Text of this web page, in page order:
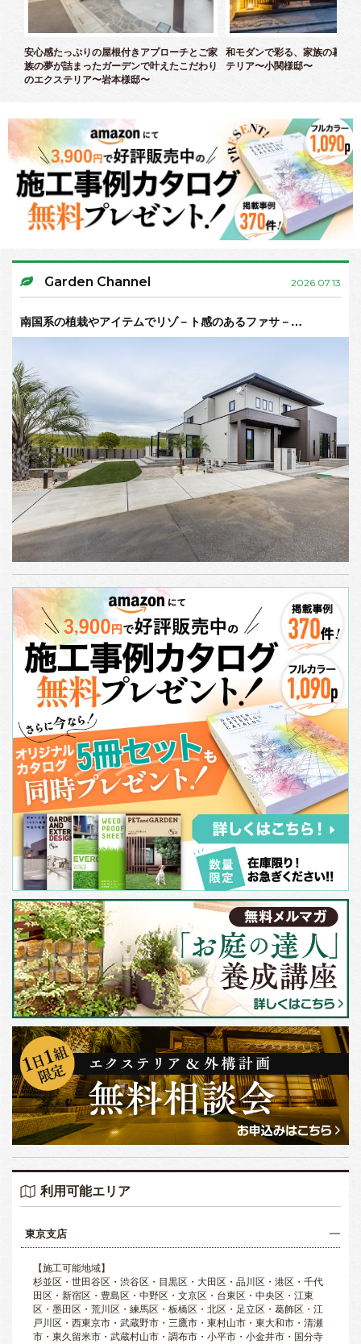
安心感たっぷりの屋根付きアプローチとご家
族の夢が詰まったガーデンで叶えたこだわり
のエクステリア〜岩本様邸〜
和モダンで彩る、家族の暮ら
テリア〜小関様邸〜
Garden Channel 2026.07.13
南国系の植栽やアイテムでリゾ－ト感のあるファサ－…
利用可能エリア
東京支店
【施工可能地域】
杉並区・世田谷区・渋谷区・目黒区・大田区・品川区・港区・千代
田区・新宿区・豊島区・中野区・文京区・台東区・中央区・江東
区・墨田区・荒川区・練馬区・板橋区・北区・足立区・葛飾区・江
戸川区・西東京市・武蔵野市・三鷹市・東村山市・東大和市・清瀬
市・東久留米市・武蔵村山市・調布市・小平市・小金井市・国分寺